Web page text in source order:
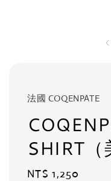
法國 COQENPATE
SHIRT（
Regular
NT$ 1,250